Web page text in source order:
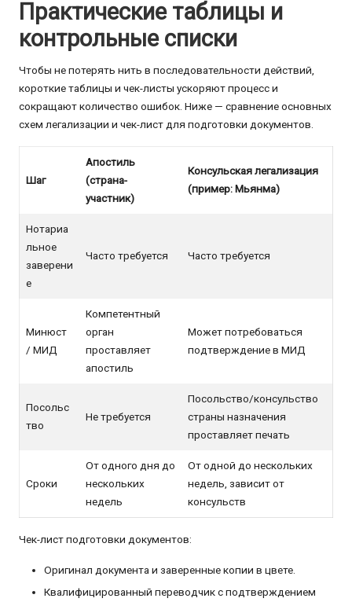
Практические таблицы и
контрольные списки
Чтобы не потерять нить в последовательности действий,
короткие таблицы и чек-листы ускоряют процесс и
сокращают количество ошибок. Ниже — сравнение основных
схем легализации и чек-лист для подготовки документов.
Шаг
Апостиль
(страна-
участник)
Консульская легализация
(пример: Мьянма)
Нотариа
льное
заверени
е
Часто требуется Часто требуется
Минюст
/ МИД
Компетентный
орган
проставляет
апостиль
Может потребоваться
подтверждение в МИД
Посольс
тво
Не требуется
Посольство/консульство
страны назначения
проставляет печать
Сроки
От одного дня до
нескольких
недель
От одной до нескольких
недель, зависит от
консульств
Чек-лист подготовки документов:
Оригинал документа и заверенные копии в цвете.
Квалифицированный переводчик с подтверждением